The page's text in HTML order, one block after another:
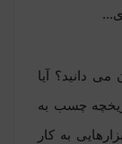
دانید؟ آیا
چسب به
به کار